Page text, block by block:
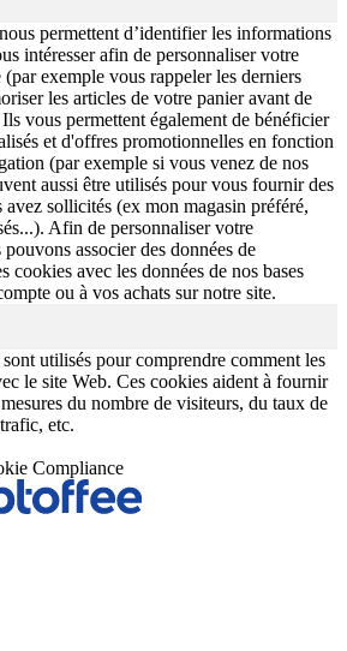
permettent d’identifier les informations
intéresser afin de personnaliser votre
exemple vous rappeler les derniers
les articles de votre panier avant de
vous permettent également de bénéficier
et d'offres promotionnelles en fonction
(par exemple si vous venez de nos
aussi être utilisés pour vous fournir des
sollicités (ex mon magasin préféré,
Afin de personnaliser votre
associer des données de
cookies avec les données de nos bases
ou à vos achats sur notre site.
utilisés pour comprendre comment les
le site Web. Ces cookies aident à fournir
du nombre de visiteurs, du taux de
etc.
Compliance